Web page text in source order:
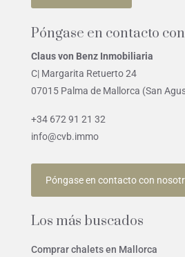
Póngase en contacto
Claus von Benz Inmobiliaria
C| Margarita Retuerto 24
07015 Palma de Mallorca (San
+34 672 91 21 32
info@cvb.immo
Póngase en contacto con
Los más buscados
Comprar chalets en Mallorca